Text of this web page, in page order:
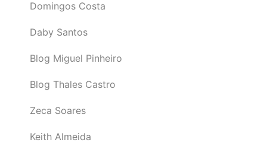
Domingos Costa
Daby Santos
Blog Miguel Pinheiro
Blog Thales Castro
Zeca Soares
Keith Almeida